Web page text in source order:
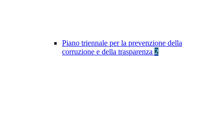
Piano triennale per la prevenzione della
corruzione e della trasparenza 2